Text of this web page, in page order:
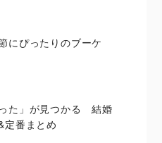
にぴったりのブーケ
った」が見つかる 結婚
定番まとめ